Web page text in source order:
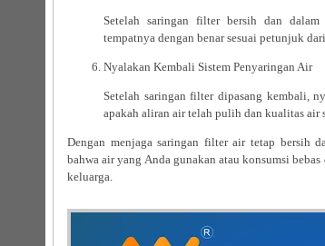
Setelah saringan filter bersih dan
tempatnya dengan benar sesuai petunjuk
Nyalakan Kembali Sistem Penyaringan Air
Setelah saringan filter dipasang kembali,
apakah aliran air telah pulih dan kualitas air
Dengan menjaga saringan filter air tetap bersih
bahwa air yang Anda gunakan atau konsumsi
keluarga.